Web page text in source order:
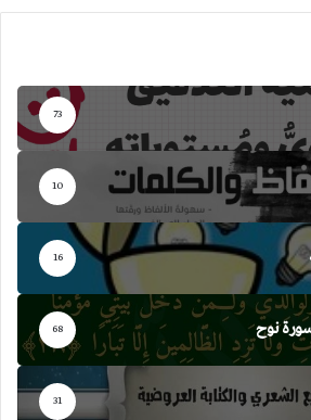
73
10
16
نوح 68
31